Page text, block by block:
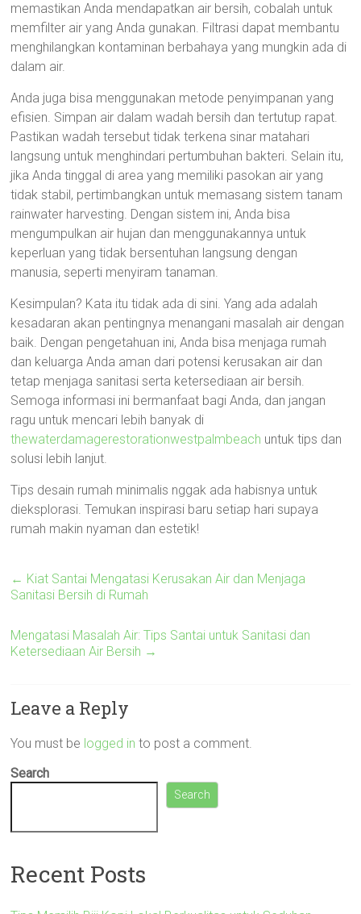
memastikan Anda mendapatkan air bersih, cobalah untuk
memfilter air yang Anda gunakan. Filtrasi dapat membantu
menghilangkan kontaminan berbahaya yang mungkin ada di
dalam air.
Anda juga bisa menggunakan metode penyimpanan yang
efisien. Simpan air dalam wadah bersih dan tertutup rapat.
Pastikan wadah tersebut tidak terkena sinar matahari
langsung untuk menghindari pertumbuhan bakteri. Selain itu,
jika Anda tinggal di area yang memiliki pasokan air yang
tidak stabil, pertimbangkan untuk memasang sistem tanam
rainwater harvesting. Dengan sistem ini, Anda bisa
mengumpulkan air hujan dan menggunakannya untuk
keperluan yang tidak bersentuhan langsung dengan
manusia, seperti menyiram tanaman.
Kesimpulan? Kata itu tidak ada di sini. Yang ada adalah
kesadaran akan pentingnya menangani masalah air dengan
baik. Dengan pengetahuan ini, Anda bisa menjaga rumah
dan keluarga Anda aman dari potensi kerusakan air dan
tetap menjaga sanitasi serta ketersediaan air bersih.
Semoga informasi ini bermanfaat bagi Anda, dan jangan
ragu untuk mencari lebih banyak di
thewaterdamagerestorationwestpalmbeach untuk tips dan
solusi lebih lanjut.
Tips desain rumah minimalis nggak ada habisnya untuk
dieksplorasi. Temukan inspirasi baru setiap hari supaya
rumah makin nyaman dan estetik!
← Kiat Santai Mengatasi Kerusakan Air dan Menjaga
Sanitasi Bersih di Rumah
Mengatasi Masalah Air: Tips Santai untuk Sanitasi dan
Ketersediaan Air Bersih →
Leave a Reply
You must be logged in to post a comment.
Search
Search
Recent Posts